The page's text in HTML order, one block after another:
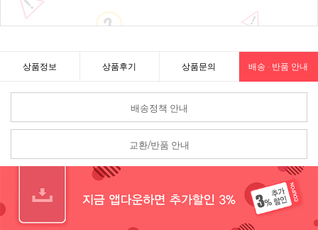
상품정보 상품후기 상품문의 배송 · 반품 안내
배송정책 안내
교환/반품 안내